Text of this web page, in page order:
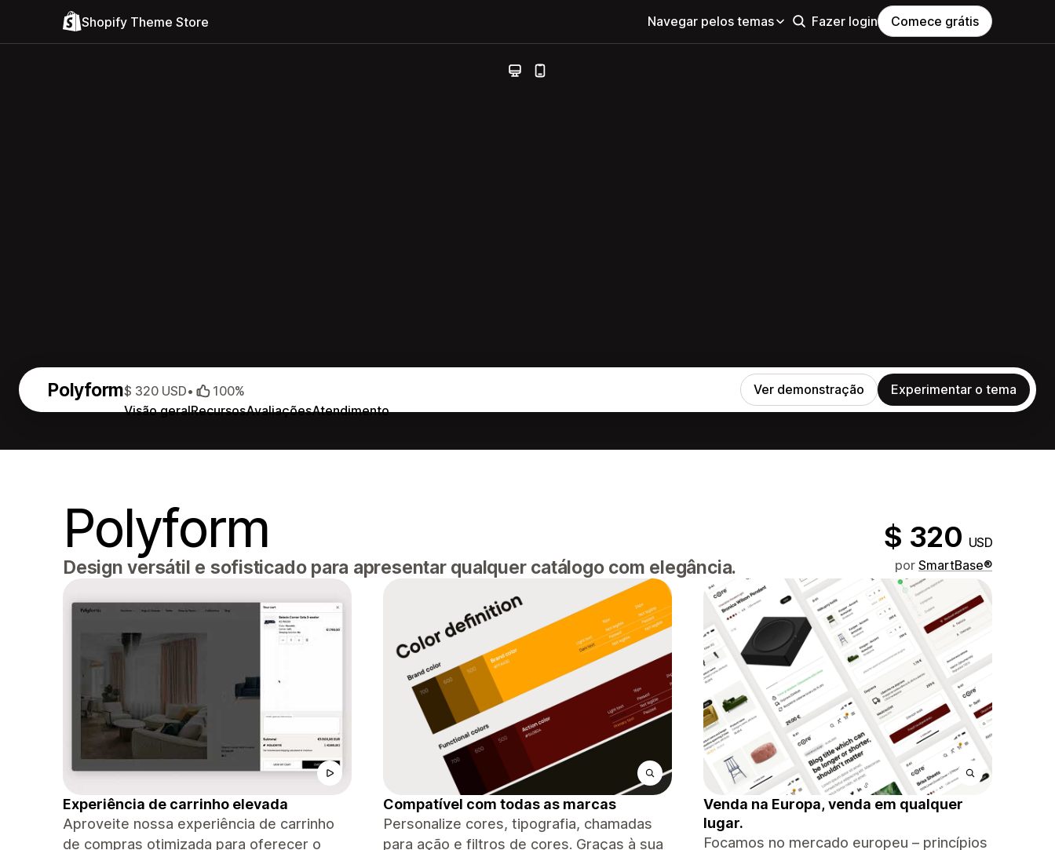
Shopify Theme Store Navegar pelos temas Fazer login Comece grátis
Polyform
Visão geralRecursosAvaliaçõesAtendimento
$ 320 USD• 100% Ver demonstração Experimentar o tema
Polyform $ 320 USD
Design versátil e sofisticado para apresentar qualquer catálogo com elegância. por SmartBase®
Experiência de carrinho elevada
Aproveite nossa experiência de carrinho
de compras otimizada para oferecer o
Compatível com todas as marcas
Personalize cores, tipografia, chamadas
para ação e filtros de cores. Graças à sua
Venda na Europa, venda em qualquer
lugar.
Focamos no mercado europeu – princípios